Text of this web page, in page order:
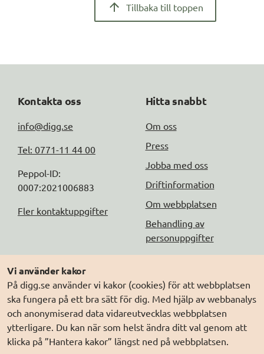
Vi använder kakor
På digg.se använder vi kakor (cookies) för att webbplatsen
ska fungera på ett bra sätt för dig. Med hjälp av webbanalys
och anonymiserad data vidareutvecklas webbplatsen
ytterligare. Du kan när som helst ändra ditt val genom att
klicka på ”Hantera kakor” längst ned på webbplatsen.
Tillbaka till toppen
Kontakta oss
info@digg.se
Tel: 0771-11 44 00
Peppol-ID:
0007:2021006883
Fler kontaktuppgifter
Hitta snabbt
Om oss
Press
Jobba med oss
Driftinformation
Om webbplatsen
Behandling av
personuppgifter
Följ oss
DIGG på
Prenumerera på nyheter
DIGG på
LinkedIn
DIGG på
PressMachine
DIGG på
Digg play
Elegitimation.se
Min myndighetspost
Sveriges dataportal
Sweden Connect